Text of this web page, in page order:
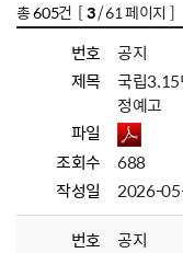
총605건 [3/ 61 페이지 ]
번호
공지
제목
국립3.15
정예고
파일
조회수
688
작성일
2026-
번호
공지